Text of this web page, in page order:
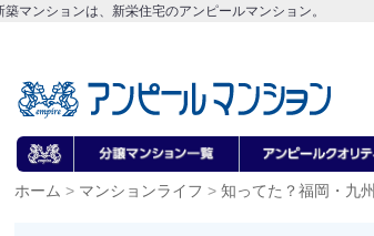
マンションは、新栄住宅のアンピールマンション。
ホーム > マンションライフ > 知ってた？福岡・九州